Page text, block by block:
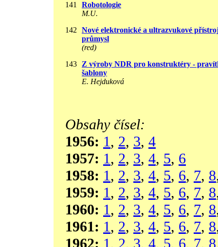
141
Robotologie
M.U.
142
Nové elektronické a ultrazvukové
průmysl
(red)
143
Z výroby NDR pro konstruktéry -
šablony
E. Hejduková
Obsahy čísel:
1956: 1, 2, 3, 4
1957: 1, 2, 3, 4, 5, 6
1958: 1, 2, 3, 4, 5, 6, 7, 8
1959: 1, 2, 3, 4, 5, 6, 7, 8
1960: 1, 2, 3, 4, 5, 6, 7, 8
1961: 1, 2, 3, 4, 5, 6, 7, 8
1962: 1, 2, 3, 4, 5, 6, 7, 8